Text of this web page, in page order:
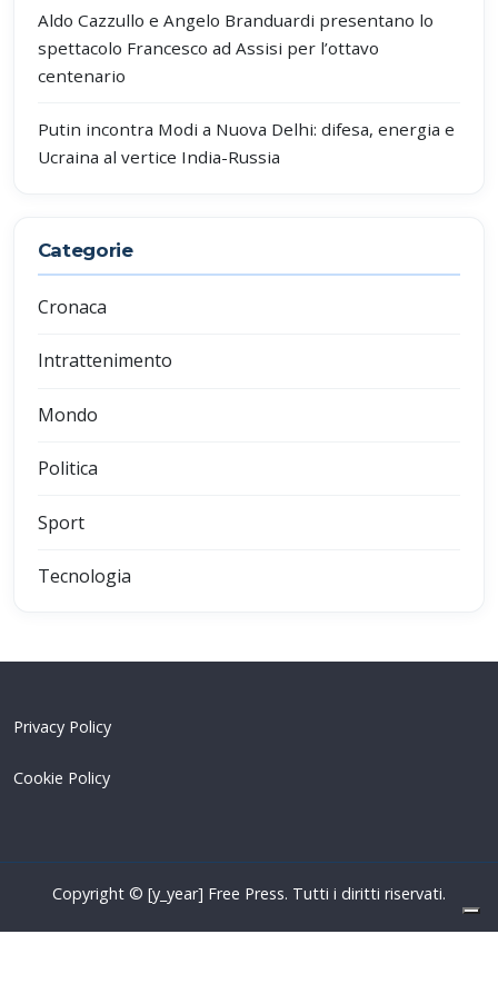
Aldo Cazzullo e Angelo Branduardi presentano lo
spettacolo Francesco ad Assisi per l’ottavo
centenario
Putin incontra Modi a Nuova Delhi: difesa, energia e
Ucraina al vertice India-Russia
Categorie
Cronaca
Intrattenimento
Mondo
Politica
Sport
Tecnologia
Privacy Policy
Cookie Policy
Copyright © [y_year] Free Press. Tutti i diritti riservati.